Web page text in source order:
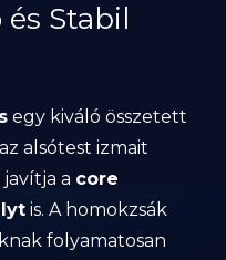
Stabil
egy kiváló összetett
alsótest izmait
a core
is. A homokzsák
folyamatosan